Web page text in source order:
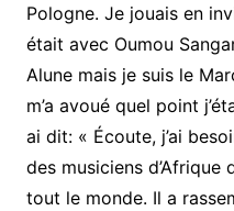
Pologne. Je jouais en
était avec Oumou
Alune mais je suis le
m’a avoué quel point
ai dit: « Écoute, j’ai
des musiciens d’Afrique
tout le monde. Il a